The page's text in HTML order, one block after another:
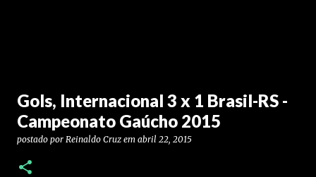
Gols, Internacional 3 x 1 Brasil-RS -
Campeonato Gaúcho 2015
postado por Reinaldo Cruz em abril 22, 2015